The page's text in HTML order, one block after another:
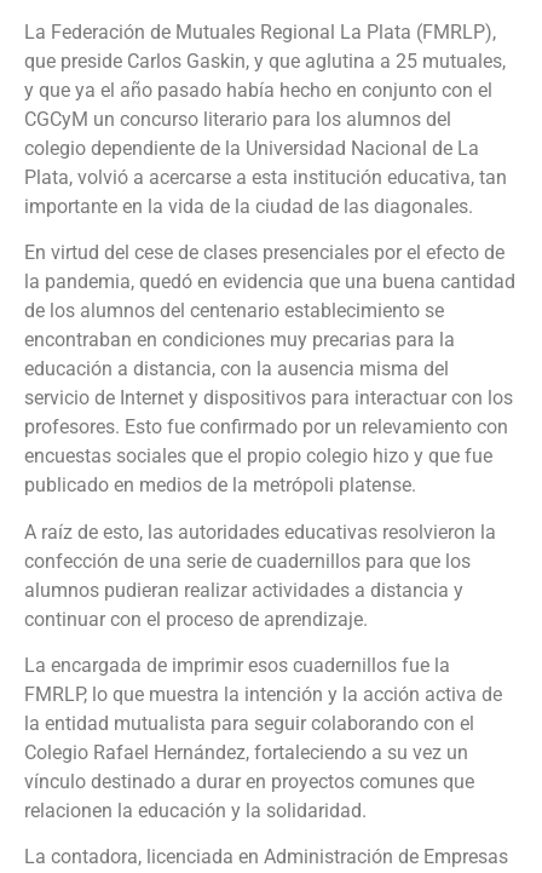
La Federación de Mutuales Regional La Plata (FMRLP),
que preside Carlos Gaskin, y que aglutina a 25 mutuales,
y que ya el año pasado había hecho en conjunto con el
CGCyM un concurso literario para los alumnos del
colegio dependiente de la Universidad Nacional de La
Plata, volvió a acercarse a esta institución educativa, tan
importante en la vida de la ciudad de las diagonales.
En virtud del cese de clases presenciales por el efecto de
la pandemia, quedó en evidencia que una buena cantidad
de los alumnos del centenario establecimiento se
encontraban en condiciones muy precarias para la
educación a distancia, con la ausencia misma del
servicio de Internet y dispositivos para interactuar con los
profesores. Esto fue confirmado por un relevamiento con
encuestas sociales que el propio colegio hizo y que fue
publicado en medios de la metrópoli platense.
A raíz de esto, las autoridades educativas resolvieron la
confección de una serie de cuadernillos para que los
alumnos pudieran realizar actividades a distancia y
continuar con el proceso de aprendizaje.
La encargada de imprimir esos cuadernillos fue la
FMRLP, lo que muestra la intención y la acción activa de
la entidad mutualista para seguir colaborando con el
Colegio Rafael Hernández, fortaleciendo a su vez un
vínculo destinado a durar en proyectos comunes que
relacionen la educación y la solidaridad.
La contadora, licenciada en Administración de Empresas